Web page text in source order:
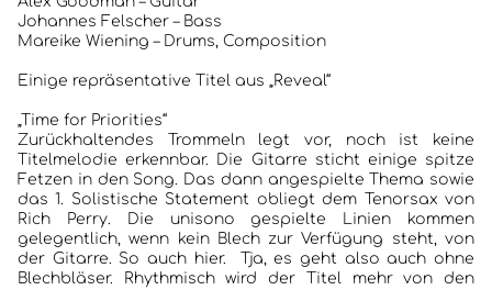
Johannes Felscher – Bass
Mareike Wiening – Drums, Composition
Einige repräsentative Titel aus „Reveal“
„Time for Priorities“
Zurückhaltendes Trommeln legt vor, noch ist keine
Titelmelodie erkennbar. Die Gitarre sticht einige spitze
Fetzen in den Song. Das dann angespielte Thema sowie
das 1. Solistische Statement obliegt dem Tenorsax von
Rich Perry. Die unisono gespielte Linien kommen
gelegentlich, wenn kein Blech zur Verfügung steht, von
der Gitarre. So auch hier. Tja, es geht also auch ohne
Blechbläser. Rhythmisch wird der Titel mehr von den